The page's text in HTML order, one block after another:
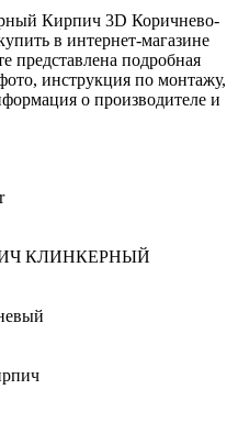
Кирпич 3D Коричнево-
в интернет-магазине
представлена подробная
инструкция по монтажу,
о производителе и
КЛИНКЕРНЫЙ